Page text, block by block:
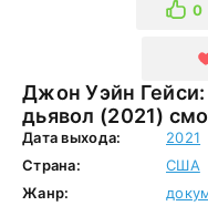
Джон Уэйн
дьявол
0
Дата выхода:
2021
Страна:
США
Жанр: